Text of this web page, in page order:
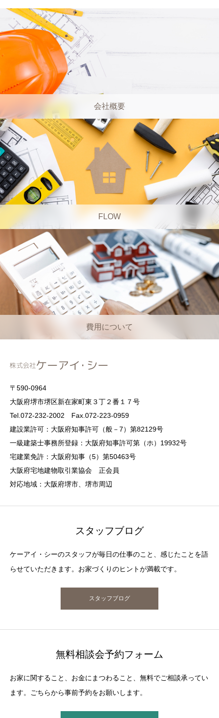
会社概要
FLOW
費用について
〒590-0964
大阪府堺市堺区新在家町東３丁２番１７号
Tel.072-232-2002 Fax.072-223-0959
建設業許可：大阪府知事許可（般－7）第82129号
一級建築士事務所登録：大阪府知事許可第（ホ）19932号
宅建業免許：大阪府知事（5）第50463号
大阪府宅地建物取引業協会 正会員
対応地域：大阪府堺市、堺市周辺
スタッフブログ
ケーアイ・シーのスタッフが毎日の仕事のこと、感じたことを語
らせていただきます。お家づくりのヒントが満載です。
スタッフブログ
無料相談会予約フォーム
お家に関すること、お金にまつわること、無料でご相談承ってい
ます。ごちらから事前予約をお願いします。